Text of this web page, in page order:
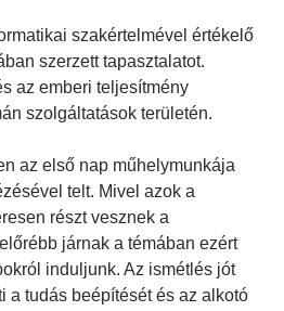
szakértelmével értékelő
szerzett tapasztalatot.
az emberi teljesítmény
szolgáltatások területén.
az első nap műhelymunkája
telt. Mivel azok a
részt vesznek a
járnak a témában ezért
induljunk. Az ismétlés jót
a tudás beépítését és az alkotó